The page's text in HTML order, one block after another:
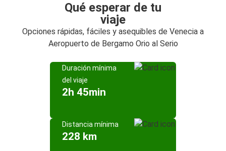
Qué esperar de tu
viaje
Opciones rápidas, fáciles y asequibles de Venecia a
Aeropuerto de Bergamo Orio al Serio
Duración mínima
del viaje
2h 45min
Distancia mínima
228 km